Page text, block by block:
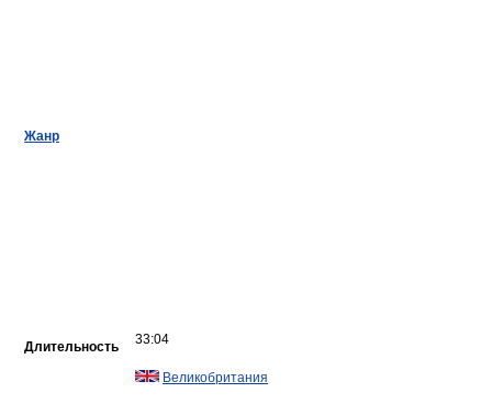
Жанр
Длительность 33:04
Великобритания